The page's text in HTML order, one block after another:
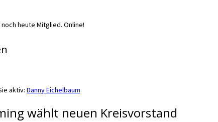
heute Mitglied. Online!
aktiv: Danny Eichelbaum
wählt neuen Kreisvorstand